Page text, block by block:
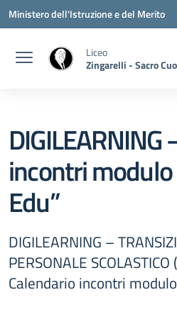
Vai ai contenuti
Vai al menu di navigazione
Vai al footer
Ministero dell'Istruzione e del Merito
Liceo
Zingarelli - Sacro
incontri modulo
Edu”
DIGILEARNING –
PERSONALE
Calendario incontri